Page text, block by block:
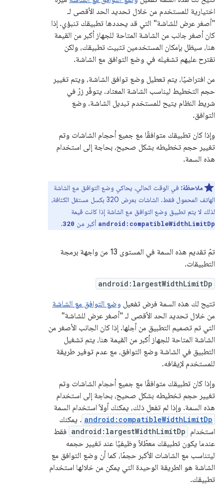
اختيارية للمستخدم من خلال تحديد الحد الأقصى لـ
"أصغر عرض للشاشة" التي قد يحددها تطبيقك تنبؤي. إذا
كان أصغر جانب من الشاشة المتاحة للجهاز أكبر من القيمة
هنا، سيظل بإمكان المستخدمين تثبيت تطبيقك، ولكن
نقترح عليهم تشغيله في وضع التوافق مع الشاشة.
من افتراضيًا، يتم تعطيل وضع توافق الشاشة، ويتم تغيير
حجم التخطيط ليناسب الشاشة المعتاد. يتوفّر زرّ في
شريط النظام يتيح للمستخدم تبديل الشاشة. وضع
التوافق.
وإذا كان تطبيقك متوافقًا مع جميع أحجام الشاشات وتم
تغيير حجم تخطيطه بشكل صحيح، بحاجة إلى استخدام
هذه السمة.
ملاحظة: في الوقت الحالي، يحاكي وضع التوافق مع الشاشة
الهاتف المحمول فقط. الشاشات بعرض 320 بكسل مستقل الكثافة،
لذلك لا يتم تطبيق وضع التوافق مع الشاشة إذا كانت قيمة
android:compatibleWidthLimitDp أكبر من 320
.
تمّ تقديم هذه السمة في المستوى 13 من واجهة برمجة
التطبيقات.
android:largestWidthLimitDp
تتيح لك هذه السمة فرض تفعيل وضع التوافق مع الشاشة
من خلال تحديد الحد الأقصى لـ "أصغر عرض للشاشة"
التي تم تصميم التطبيق من أجلها. إذا كان الجانب الأصغر من
الشاشة المتاحة للجهاز أكبر من القيمة هنا، يتم تشغيل
التطبيق في الشاشة وضع التوافق، مع عدم توفير طريقة
للمستخدم لإيقافه.
وإذا كان تطبيقك متوافقًا مع جميع أحجام الشاشات وتم
تغيير حجم تخطيطه بشكل صحيح، بحاجة إلى استخدام
هذه السمة. وإذا لم تفعل ذلك، يمكنك أولاً استخدام السمة
android:compatibleWidthLimitDp . يمكنك
استخدام android:largestWidthLimitDp فقط
عندما يكون تطبيقك معطّلاً وظيفيًا عند تغيير حجمه
ليتناسب مع الشاشات الأكبر حجمًا، كما أن وضع التوافق مع
الشاشة هو الطريقة الوحيدة التي يمكن من خلالها استخدام
تطبيقك.